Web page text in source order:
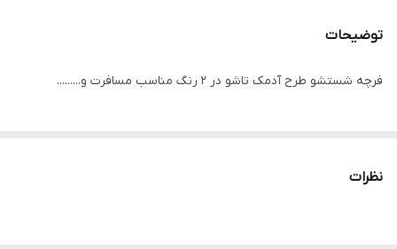
توضیحات
فرچه شستشو طرح آدمک تاشو در 2 رنگ مناسب مسافرت و.........
نظرات